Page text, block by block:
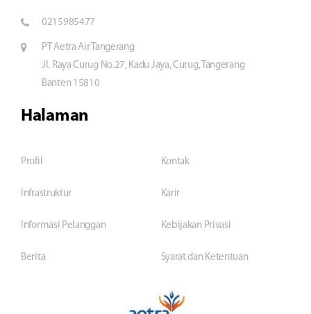
0215985477
PT Aetra Air Tangerang
Jl. Raya Curug No.27, Kadu Jaya, Curug, Tangerang
Banten 15810
Halaman
Profil
Infrastruktur
Informasi Pelanggan
Berita
Kontak
Karir
Kebijakan Privasi
Syarat dan Ketentuan